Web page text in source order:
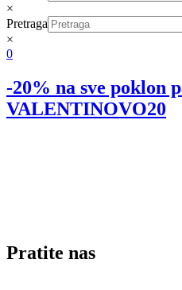
×
Pretraga
×
0
-20% na sve poklon
VALENTINOVO20
Pratite nas